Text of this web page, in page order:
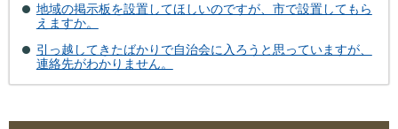
地域の掲示板を設置してほしいのですが、市で設置してもら
えますか。
引っ越してきたばかりで自治会に入ろうと思っていますが、
連絡先がわかりません。